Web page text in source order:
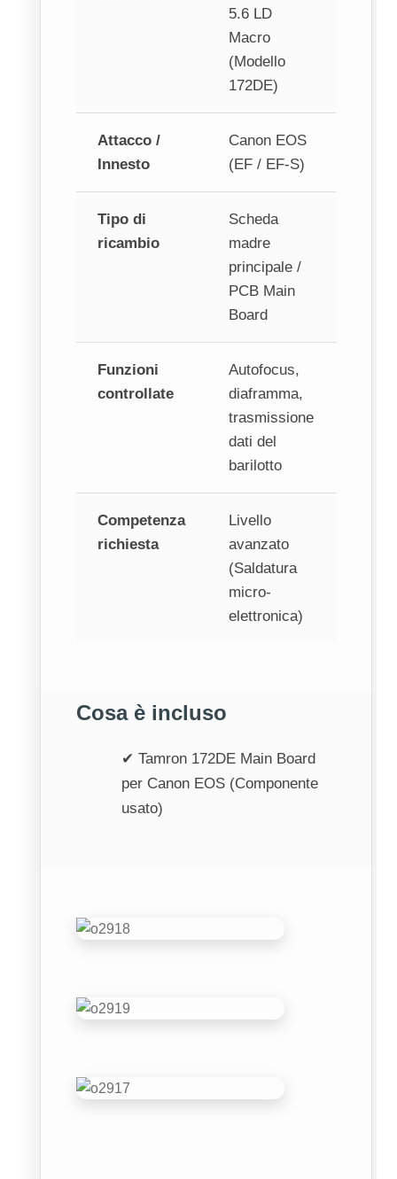
5.6 LD
Macro
(Modello
172DE)
Attacco /
Innesto
Canon EOS
(EF / EF-S)
Tipo di
ricambio
Scheda
madre
principale /
PCB Main
Board
Funzioni
controllate
Autofocus,
diaframma,
trasmissione
dati del
barilotto
Competenza
richiesta
Livello
avanzato
(Saldatura
micro-
elettronica)
Cosa è incluso
✔ Tamron 172DE Main Board
per Canon EOS (Componente
usato)